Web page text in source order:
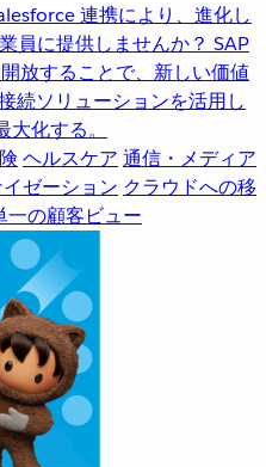
連携により、進化し
員に提供しませんか？ SAP
放することで、新しい価値
続ソリューションを活用し
化する。
ヘルスケア 通信・メディア
ゼーション クラウドへの移
一の顧客ビュー